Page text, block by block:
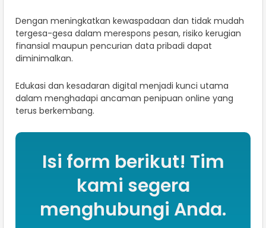
Dengan meningkatkan kewaspadaan dan tidak mudah
tergesa-gesa dalam merespons pesan, risiko kerugian
finansial maupun pencurian data pribadi dapat
diminimalkan.
Edukasi dan kesadaran digital menjadi kunci utama
dalam menghadapi ancaman penipuan online yang
terus berkembang.
Isi form berikut! Tim
kami segera
menghubungi Anda.